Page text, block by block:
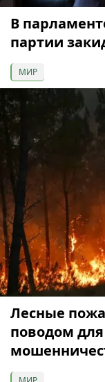
В
партии
МИР
Лесные
поводом